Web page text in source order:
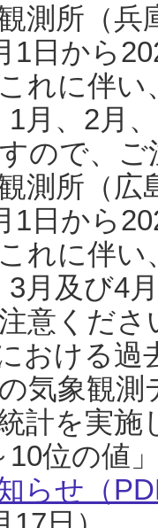
測所（
1日から
れに伴い
1月、2月
ので、
測所（
1日から
れに伴い
3月及び4
意くだ
おける過
の気象観
計を実
10位の値
らせ（